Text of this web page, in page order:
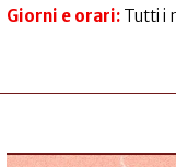
Giorni e orari: Tutti i